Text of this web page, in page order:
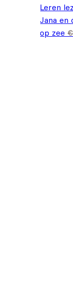
Leren
Jana en
op zee €